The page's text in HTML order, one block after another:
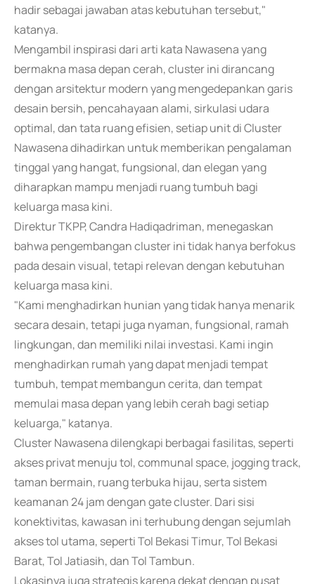
hadir sebagai jawaban atas kebutuhan tersebut,"
katanya.
Mengambil inspirasi dari arti kata Nawasena yang
bermakna masa depan cerah, cluster ini dirancang
dengan arsitektur modern yang mengedepankan garis
desain bersih, pencahayaan alami, sirkulasi udara
optimal, dan tata ruang efisien, setiap unit di Cluster
Nawasena dihadirkan untuk memberikan pengalaman
tinggal yang hangat, fungsional, dan elegan yang
diharapkan mampu menjadi ruang tumbuh bagi
keluarga masa kini.
Direktur TKPP, Candra Hadiqadriman, menegaskan
bahwa pengembangan cluster ini tidak hanya berfokus
pada desain visual, tetapi relevan dengan kebutuhan
keluarga masa kini.
"Kami menghadirkan hunian yang tidak hanya menarik
secara desain, tetapi juga nyaman, fungsional, ramah
lingkungan, dan memiliki nilai investasi. Kami ingin
menghadirkan rumah yang dapat menjadi tempat
tumbuh, tempat membangun cerita, dan tempat
memulai masa depan yang lebih cerah bagi setiap
keluarga," katanya.
Cluster Nawasena dilengkapi berbagai fasilitas, seperti
akses privat menuju tol, communal space, jogging track,
taman bermain, ruang terbuka hijau, serta sistem
keamanan 24 jam dengan gate cluster. Dari sisi
konektivitas, kawasan ini terhubung dengan sejumlah
akses tol utama, seperti Tol Bekasi Timur, Tol Bekasi
Barat, Tol Jatiasih, dan Tol Tambun.
Lokasinya juga strategis karena dekat dengan pusat